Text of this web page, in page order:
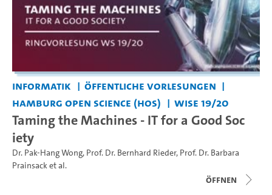
Informatik
Öffentliche Vorlesungen
Hamburg Open Science (HOS)
WiSe 19/20
Taming the Machines - IT for a Good Soc
iety
Dr. Pak-Hang Wong, Prof. Dr. Bernhard Rieder, Prof. Dr. Barbara
Prainsacket al.
Öffnen